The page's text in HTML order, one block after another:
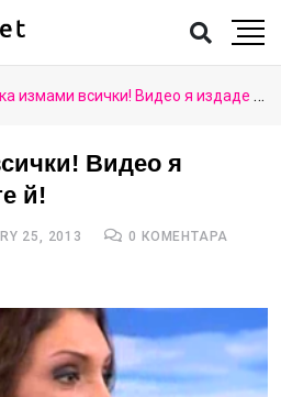
измами всички! Видео я издаде за лъжите й!
Видео я
й!
25, 2013
0 КОМЕНТАРА